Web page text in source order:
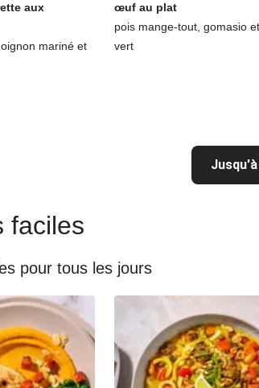
aux
mariné et
œuf au plat
pois mange-tout, gomasio
vert
faciles
pour tous les jours